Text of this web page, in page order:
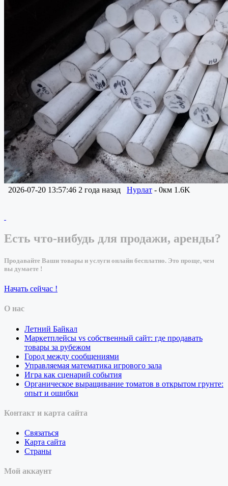
2026-07-20 13:57:46 2 года назад Нурлат - 0км 1.6K
Есть что-нибудь для продажи, аренды?
Продавайте Ваши товары и услуги онлайн бесплатно. Это проще, чем
вы думаете !
Начать сейчас !
О нас
Летний Байкал
Маркетплейсы vs собственный сайт: где продавать
товары за рубежом
Город между сообщениями
Управляемая математика игрового зала
Игра как сценарий события
Органическое выращивание томатов в открытом грунте:
опыт и ошибки
Контакт и карта сайта
Связаться
Карта сайта
Страны
Мой аккаунт